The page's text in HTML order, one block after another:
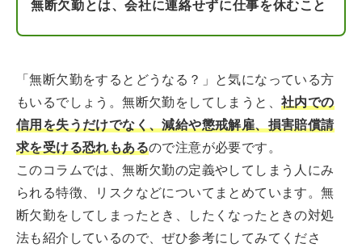
無断欠勤とは、会社に連絡せずに仕事を休むこと
「無断欠勤をするとどうなる？」と気になっている方
もいるでしょう。無断欠勤をしてしまうと、 社内での
信用を失うだけでなく、減給や懲戒解雇、損害賠償請
求を受ける恐れもあるので注意が必要です。
このコラムでは、無断欠勤の定義やしてしまう人にみ
られる特徴、リスクなどについてまとめています。無
断欠勤をしてしまったとき、したくなったときの対処
法も紹介しているので、ぜひ参考にしてみてくださ